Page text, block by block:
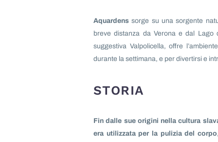
Aquardenssorge su una sorgente
breve distanza da Verona e dal
suggestiva Valpolicella, offre
durante la settimana, e per divertirsi e
STORIA
Fin dalle sue origini nella cultura
era utilizzata per la pulizia del corpo